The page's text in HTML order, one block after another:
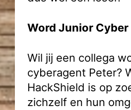
Word Junior
Wil jij een collega
cyberagent Peter?
HackShield is op
zichzelf en hun